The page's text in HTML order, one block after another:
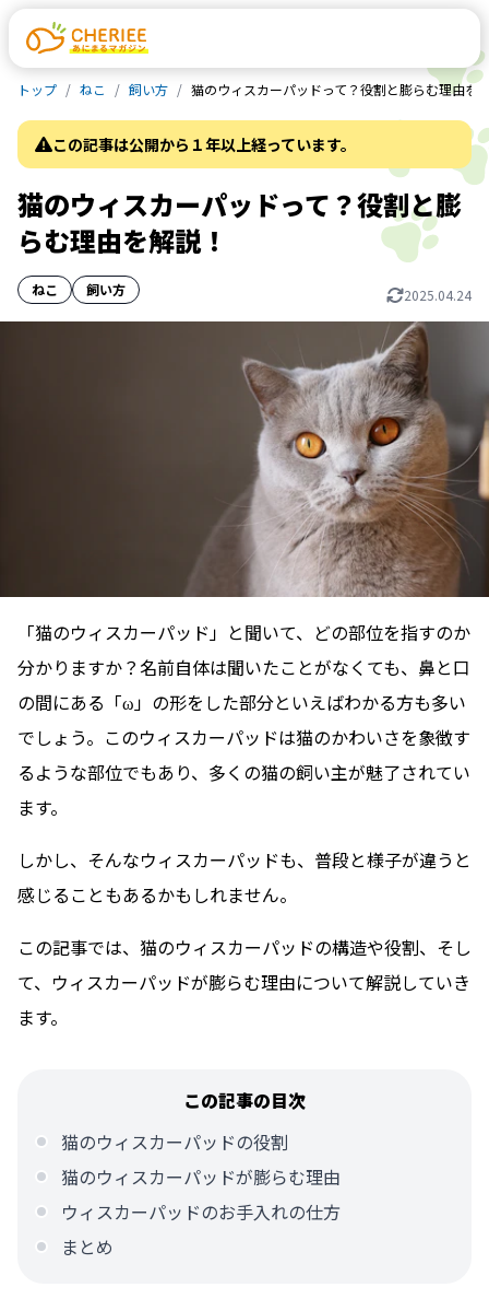
トップ ねこ 飼い方 猫のウィスカーパッドって？役割と膨らむ理由を
この記事は公開から１年以上経っています。
猫のウィスカーパッドって？役割と膨
らむ理由を解説！
ねこ 飼い方 2025.04.24
「猫のウィスカーパッド」と聞いて、どの部位を指すのか
分かりますか？名前自体は聞いたことがなくても、鼻と口
の間にある「ω」の形をした部分といえばわかる方も多い
でしょう。このウィスカーパッドは猫のかわいさを象徴す
るような部位でもあり、多くの猫の飼い主が魅了されてい
ます。
しかし、そんなウィスカーパッドも、普段と様子が違うと
感じることもあるかもしれません。
この記事では、猫のウィスカーパッドの構造や役割、そし
て、ウィスカーパッドが膨らむ理由について解説していき
ます。
この記事の目次
猫のウィスカーパッドの役割
猫のウィスカーパッドが膨らむ理由
ウィスカーパッドのお手入れの仕方
まとめ